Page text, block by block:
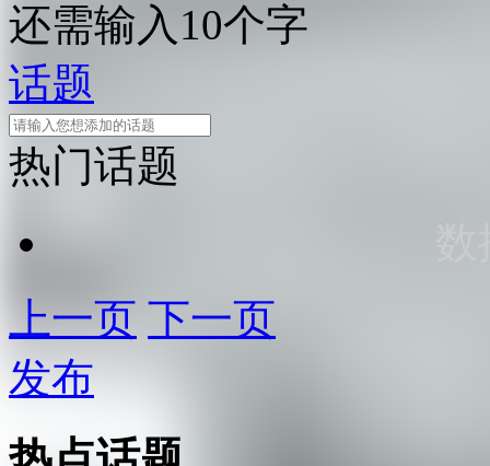
还需输入10个字
话题
热门话题
上一页 下一页
发布